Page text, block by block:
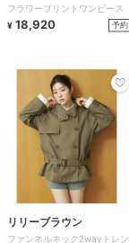
フラワープリントワンピース
¥ 18,920 予約
リリーブラウン
ファンネルネック2wayトレン